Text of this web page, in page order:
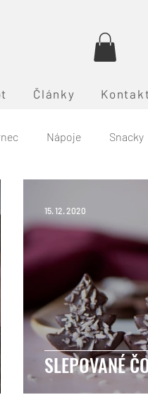
Články Kontakt
Nápoje Snacky
SLEPOVANÉ
15. 12. 2020